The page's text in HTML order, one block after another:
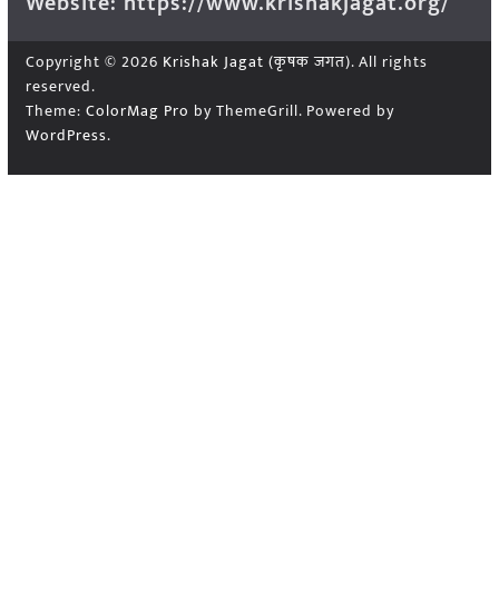
Copyright © 2026 Krishak Jagat (कृषक जगत). All rights
reserved.
Theme: ColorMag Pro by ThemeGrill. Powered by
WordPress.